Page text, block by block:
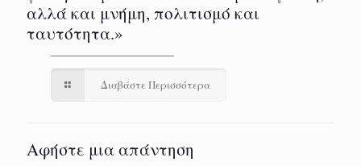
αλλά και μνήμη, πολιτισμό και
ταυτότητα.»
Διαβάστε Περισσότερα
Αφήστε μια απάντηση